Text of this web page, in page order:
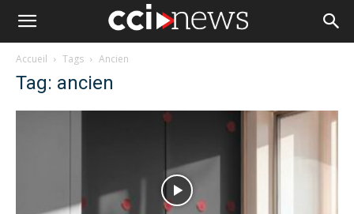
Accueil Tags Ancien
Tag: ancien